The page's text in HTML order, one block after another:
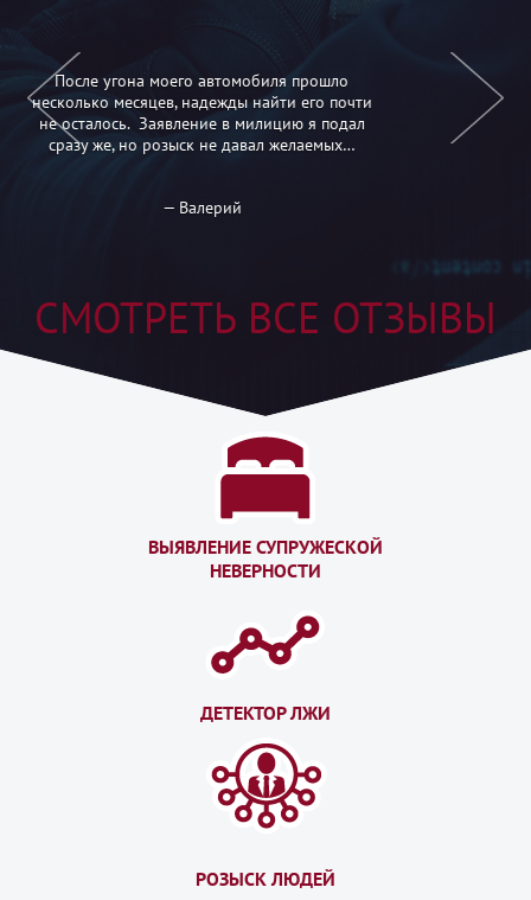
услугами детективного агентства для
проверки нанимаемых сотрудников на
работу. Заказывал услугу проверки на
полиграфе…
— Бенджамин
СМОТРЕТЬ ВСЕ ОТЗЫВЫ
ВЫЯВЛЕНИЕ СУПРУЖЕСКОЙ
НЕВЕРНОСТИ
ДЕТЕКТОР ЛЖИ
РОЗЫСК ЛЮДЕЙ